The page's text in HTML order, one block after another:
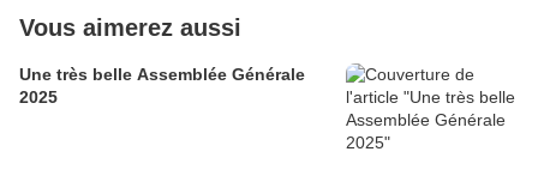
Vous aimerez aussi
Une très belle Assemblée Générale
2025